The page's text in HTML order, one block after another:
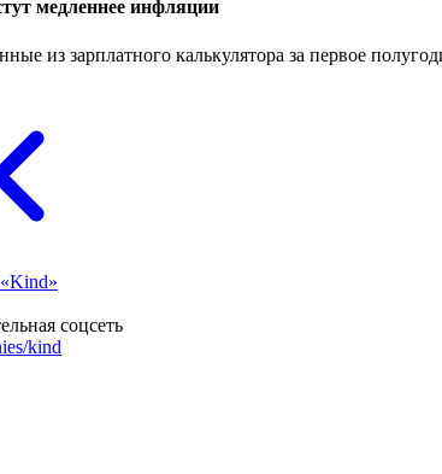
медленнее инфляции
из зарплатного калькулятора за первое
соцсеть
kind